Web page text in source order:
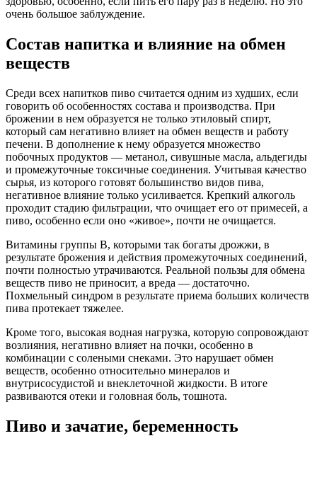
очень большое заблуждение.
Состав напитка и влияние на обмен
веществ
Среди всех напитков пиво считается одним из худших, если
говорить об особенностях состава и производства. При
брожении в нем образуется не только этиловый спирт,
который сам негативно влияет на обмен веществ и работу
печени. В дополнение к нему образуется множество
побочных продуктов — метанол, сивушные масла, альдегиды
и промежуточные токсичные соединения. Учитывая качество
сырья, из которого готовят большинство видов пива,
негативное влияние только усиливается. Крепкий алкоголь
проходит стадию фильтрации, что очищает его от примесей, а
пиво, особенно если оно «живое», почти не очищается.
Витамины группы В, которыми так богаты дрожжи, в
результате брожения и действия промежуточных соединений,
почти полностью утрачиваются. Реальной пользы для обмена
веществ пиво не приносит, а вреда — достаточно.
Похмельный синдром в результате приема больших количеств
пива протекает тяжелее.
Кроме того, высокая водная нагрузка, которую сопровождают
возлияния, негативно влияет на почки, особенно в
комбинации с солеными снеками. Это нарушает обмен
веществ, особенно относительно минералов и
внутрисосудистой и внеклеточной жидкости. В итоге
развиваются отеки и головная боль, тошнота.
Пиво и зачатие, беременность